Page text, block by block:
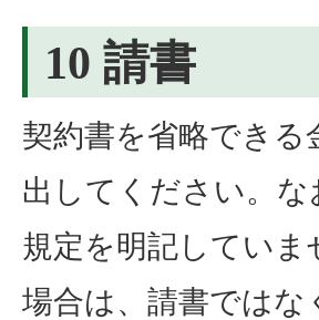
10 請書
契約書を省略できる
出してください。
規定を明記してい
場合は、請書では